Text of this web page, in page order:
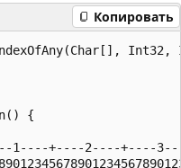
Копировать
Int32,
{
1----+----2----+----